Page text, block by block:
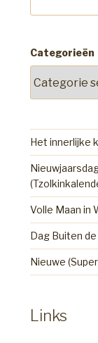
Categorieën
Het innerlijke
Volle Maan in
Dag Buiten de
Nieuwe
Links